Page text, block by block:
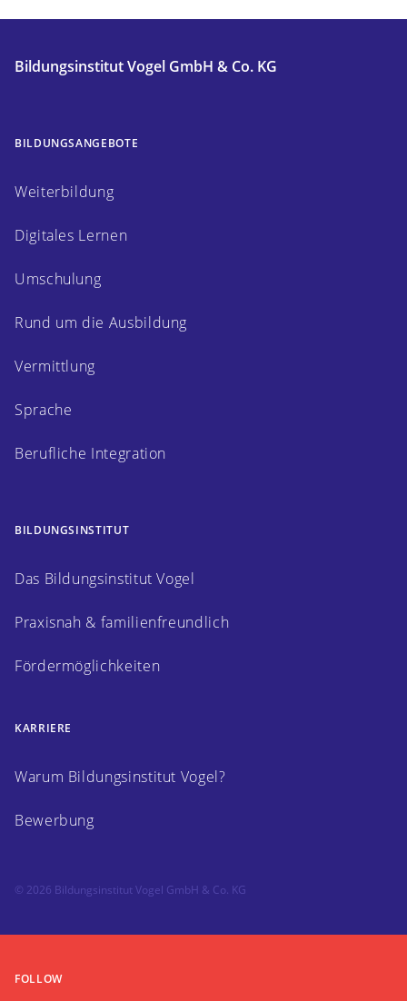
Bildungsinstitut Vogel GmbH & Co. KG
BILDUNGSANGEBOTE
Weiterbildung
Digitales Lernen
Umschulung
Rund um die Ausbildung
Vermittlung
Sprache
Berufliche Integration
BILDUNGSINSTITUT
Das Bildungsinstitut Vogel
Praxisnah & familienfreundlich
Fördermöglichkeiten
KARRIERE
Warum Bildungsinstitut Vogel?
Bewerbung
© 2026 Bildungsinstitut Vogel GmbH & Co. KG
FOLLOW